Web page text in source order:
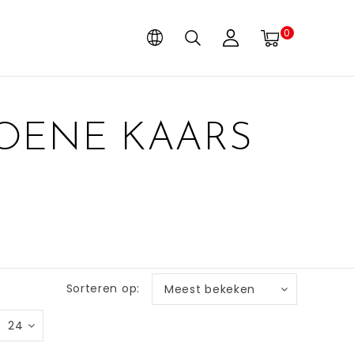
0
KAARS
Sorteren op: Meest bekeken
24